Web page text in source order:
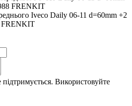
Iveco Daily 06-11 d=60mm +2
FRENKIT
Використовуйте